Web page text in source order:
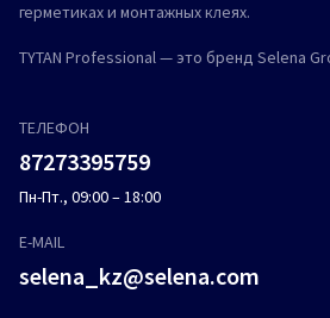
герметиках и монтажных клеях.
TYTAN Professional — это бренд Selena
ТЕЛЕФОН
87273395759
Пн-Пт., 09:00 – 18:00
E-MAIL
selena_kz@selena.com